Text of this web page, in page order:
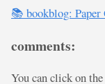
📚 bookblog:
comments:
You can click on the